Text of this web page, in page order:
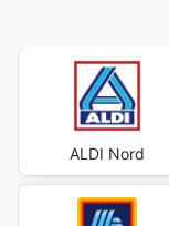
ALDI Nord